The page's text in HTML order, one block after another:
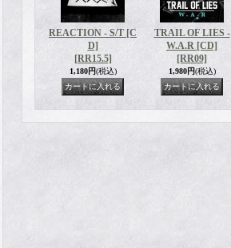
REACTION - S/T [C
D]
[RR15.5]
1,180円(税込)
TRAIL OF LIES -
W.A.R [CD]
[RR09]
1,980円(税込)